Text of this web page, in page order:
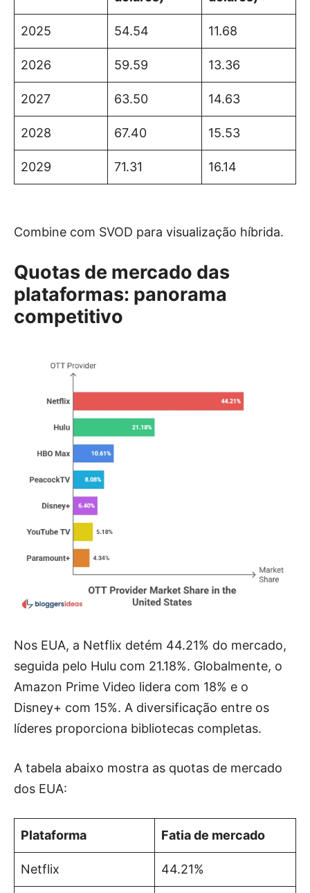
2025 54.54 11.68
2026 59.59 13.36
2027 63.50 14.63
2028 67.40 15.53
2029 71.31 16.14
Combine com SVOD para visualização híbrida.
Quotas de mercado das
plataformas: panorama
competitivo
Nos EUA, a Netflix detém 44.21% do mercado,
seguida pelo Hulu com 21.18%. Globalmente, o
Amazon Prime Video lidera com 18% e o
Disney+ com 15%. A diversificação entre os
líderes proporciona bibliotecas completas.
A tabela abaixo mostra as quotas de mercado
dos EUA:
Plataforma Fatia de mercado
Netflix 44.21%